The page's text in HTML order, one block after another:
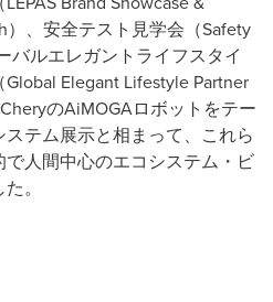
）、安全テスト見学会（Safety
バルエレガントライフスタイ
Global Elegant Lifestyle Partner
CheryのAiMOGAロボットをテー
テム展示と相まって、これら
人間中心のエコシステム・ビ
。